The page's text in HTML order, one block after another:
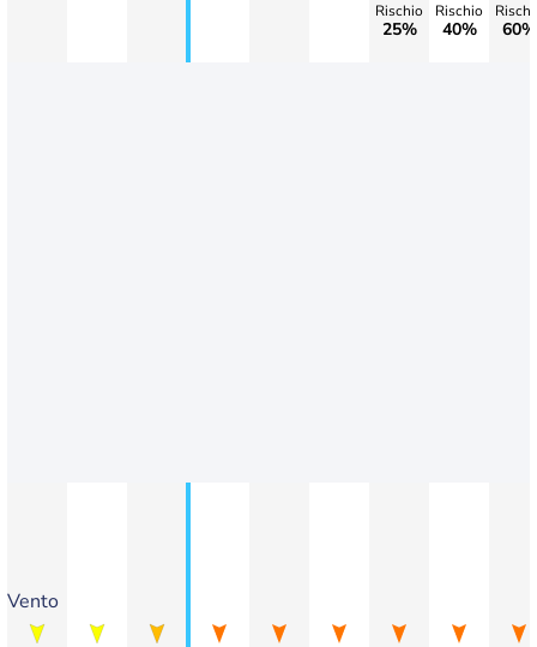
Vento
Rischio
25%
Rischio
40% 60%